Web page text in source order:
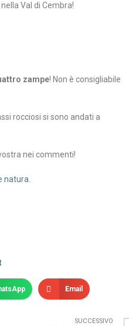
Val di Cembra!
zampe! Non è consigliabile
rocciosi si sono andati a
nei commenti!
natura.
Email
SUCCESSIVO